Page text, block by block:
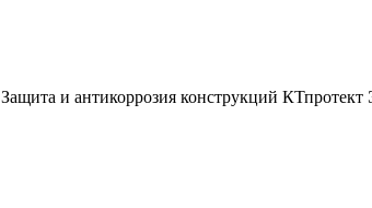
Защита и антикоррозия конструкций